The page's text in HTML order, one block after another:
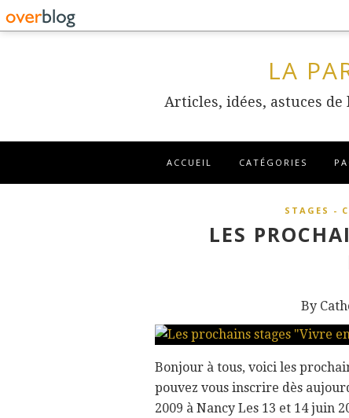
LA
Articles, idées, astuces
ACCUEIL CATÉGORIES
STAGES -
LES
By
Bonjour à tous, voici les
pouvez vous inscrire dès
2009 à Nancy Les 13 et 14 juin